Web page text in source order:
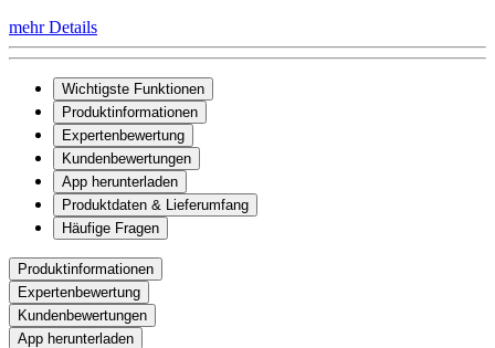
mehr Details
Wichtigste Funktionen
Produktinformationen
Expertenbewertung
Kundenbewertungen
App herunterladen
Produktdaten & Lieferumfang
Häufige Fragen
Produktinformationen
Expertenbewertung
Kundenbewertungen
App herunterladen